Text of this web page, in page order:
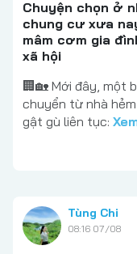
Chuyện chọn ở
chung cư xưa
mâm cơm gia
xã hội
🏢🏡 Mới đây, một
chuyển từ nhà
gật gù liên tục:
Tùng Chi
08:16 07/08